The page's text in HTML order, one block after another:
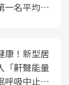
一名平均一
康！新型居
「鼾聲能量
呼吸中止症